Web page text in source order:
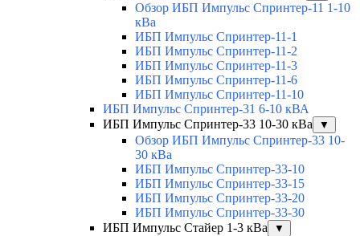
Обзор ИБП Импульс Спринтер-11 1-10
кВа
ИБП Импульс Спринтер-11-1
ИБП Импульс Спринтер-11-2
ИБП Импульс Спринтер-11-3
ИБП Импульс Спринтер-11-6
ИБП Импульс Спринтер-11-10
ИБП Импульс Спринтер-31 6-10 кВА
ИБП Импульс Спринтер-33 10-30 кВа
▼
Обзор ИБП Импульс Спринтер-33 10-
30 кВа
ИБП Импульс Спринтер-33-10
ИБП Импульс Спринтер-33-15
ИБП Импульс Спринтер-33-20
ИБП Импульс Спринтер-33-30
ИБП Импульс Стайер 1-3 кВа
▼